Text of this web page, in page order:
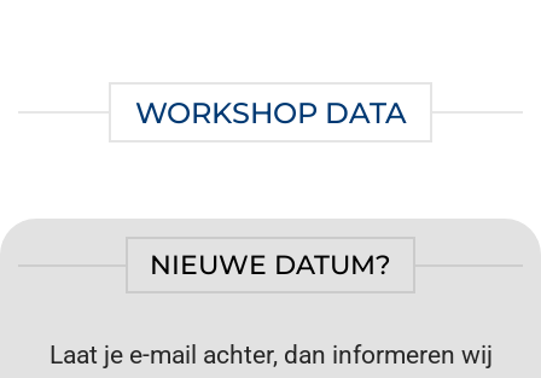
WORKSHOP DATA
NIEUWE DATUM?
Laat je e-mail achter, dan informeren wij